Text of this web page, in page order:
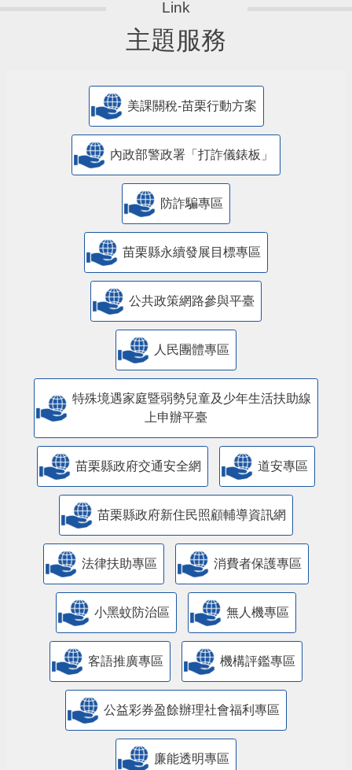
主題服務
美課關稅-苗栗行動方案
內政部警政署「打詐儀錶板」
防詐騙專區
苗栗縣永續發展目標專區
公共政策網路參與平臺
人民團體專區
特殊境遇家庭暨弱勢兒童及少年生活扶助線
上申辦平臺
苗栗縣政府交通安全網 道安專區
苗栗縣政府新住民照顧輔導資訊網
法律扶助專區 消費者保護專區
小黑蚊防治區 無人機專區
客語推廣專區 機構評鑑專區
公益彩券盈餘辦理社會福利專區
廉能透明專區